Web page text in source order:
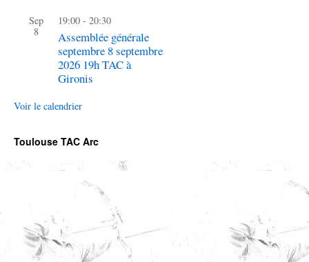
Sep
8
19:00 - 20:30
Assemblée générale
septembre 8 septembre
2026 19h TAC à
Gironis
Voir le calendrier
Toulouse TAC Arc